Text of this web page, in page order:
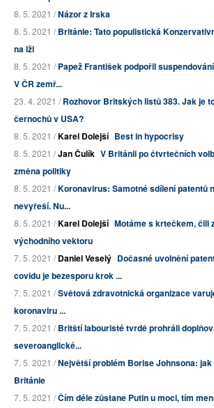
8. 5. 2021 /Názor z Irska
8. 5. 2021 /Británie: Tato populistická
na lži
8. 5. 2021 /Papež František podpořil
V ČR zemř...
23. 4. 2021 /Rozhovor Britských listů 383. Jak je
černochů v USA?
8. 5. 2021 /Karel Dolejší Best in hypocrisy
8. 5. 2021 /Jan Čulík V Británii po čtvrtečních
změna politiky
8. 5. 2021 /Koronavirus: Samotné sdílení patentů
nevyřeší. Nu...
8. 5. 2021 /Karel Dolejší Motáme s krtečkem, čili
východního vektoru
7. 5. 2021 /Daniel Veselý Dočasné uvolnění
covidu je bezesporu krok ...
7. 5. 2021 /Světová zdravotnická organizace
koronaviru ...
7. 5. 2021 /Britští labouristé tvrdě prohráli
severoanglické...
7. 5. 2021 /Největší problém Borise Johnsona:
Británie
7. 5. 2021 /Čím déle zůstane Putin u moci, tím